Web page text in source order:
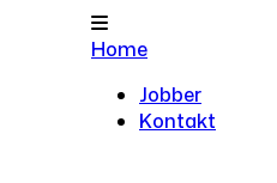
Home
Jobber
Kontakt